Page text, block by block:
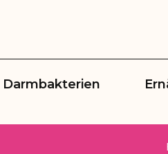
Darmbakterien